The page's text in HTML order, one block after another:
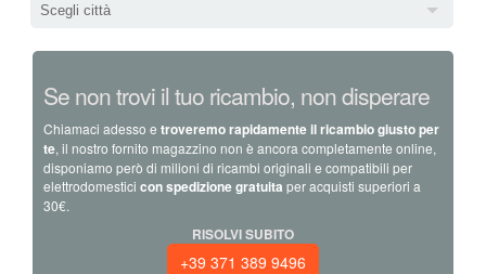
Scegli città
Se non trovi il tuo ricambio, non disperare
Chiamaci adesso e troveremo rapidamente il ricambio giusto per
te, il nostro fornito magazzino non è ancora completamente online,
disponiamo però di milioni di ricambi originali e compatibili per
elettrodomestici con spedizione gratuita per acquisti superiori a
30€.
RISOLVI SUBITO
+39 371 389 9496